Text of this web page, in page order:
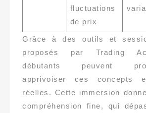
fluctuations
de prix
Grâce à des outils et
proposés par Trading
débutants peuvent
apprivoiser ces concepts
réelles. Cette immersion
compréhension fine, qui